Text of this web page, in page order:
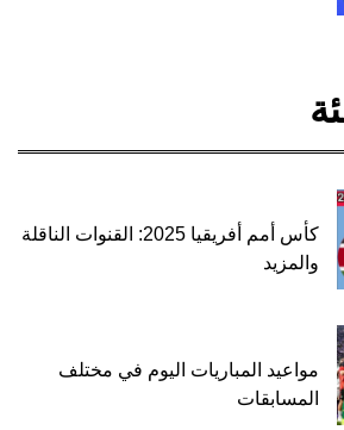
كأس أمم أفريقيا 2025: القنوات الناقلة
والمزيد
مواعيد المباريات اليوم في مختلف
المسابقات